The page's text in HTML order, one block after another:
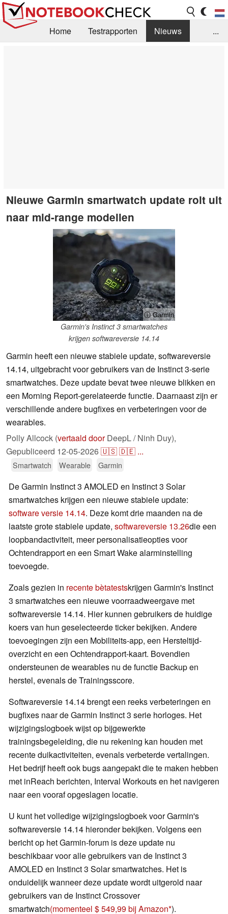
Home Testrapporten
Nieuws
...
Nieuwe Garmin smartwatch update rolt uit
naar mid-range modellen
ⓘ Garmin
Garmin's Instinct 3 smartwatches
krijgen softwareversie 14.14
Garmin heeft een nieuwe stabiele update, softwareversie
14.14, uitgebracht voor gebruikers van de Instinct 3-serie
smartwatches. Deze update bevat twee nieuwe blikken en
een Morning Report-gerelateerde functie. Daarnaast zijn er
verschillende andere bugfixes en verbeteringen voor de
wearables.
Polly Allcock (vertaald doorDeepL / Ninh Duy),
Gepubliceerd 12-05-2026🇺🇸🇩🇪 ...
Smartwatch Wearable Garmin
De Garmin Instinct 3 AMOLED en Instinct 3 Solar
smartwatches krijgen een nieuwe stabiele update:
software versie 14.14. Deze komt drie maanden na de
laatste grote stabiele update, softwareversie 13.26die een
loopbandactiviteit, meer personalisatieopties voor
Ochtendrapport en een Smart Wake alarminstelling
toevoegde.
Zoals gezien in recente bètatestskrijgen Garmin's Instinct
3 smartwatches een nieuwe voorraadweergave met
softwareversie 14.14. Hier kunnen gebruikers de huidige
koers van hun geselecteerde ticker bekijken. Andere
toevoegingen zijn een Mobiliteits-app, een Hersteltijd-
overzicht en een Ochtendrapport-kaart. Bovendien
ondersteunen de wearables nu de functie Backup en
herstel, evenals de Trainingsscore.
Softwareversie 14.14 brengt een reeks verbeteringen en
bugfixes naar de Garmin Instinct 3 serie horloges. Het
wijzigingslogboek wijst op bijgewerkte
trainingsbegeleiding, die nu rekening kan houden met
recente duikactiviteiten, evenals verbeterde vertalingen.
Het bedrijf heeft ook bugs aangepakt die te maken hebben
met inReach berichten, Interval Workouts en het navigeren
naar een vooraf opgeslagen locatie.
U kunt het volledige wijzigingslogboek voor Garmin's
softwareversie 14.14 hieronder bekijken. Volgens een
bericht op het Garmin-forum is deze update nu
beschikbaar voor alle gebruikers van de Instinct 3
AMOLED en Instinct 3 Solar smartwatches. Het is
onduidelijk wanneer deze update wordt uitgerold naar
gebruikers van de Instinct Crossover
smartwatch(momenteel $ 549,99 bij Amazon ).